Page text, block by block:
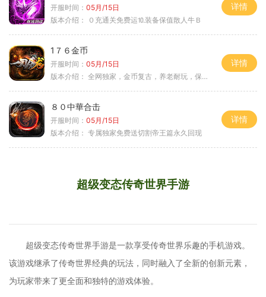
开服时间： 05月/15日
版本介绍：
０充通关免费运⒑装备保值散人牛Ｂ
详情
1７６金币
开服时间： 05月/15日
版本介绍： 全网独家，金币复古，养老耐玩，保底回収
详情
８０中華合击
开服时间： 05月/15日
版本介绍： 专属独家免费送切割帝王篇永久回现
详情
超级变态传奇世界手游
超级变态传奇世界手游是一款享受传奇世界乐趣的手机游戏。
该游戏继承了传奇世界经典的玩法，同时融入了全新的创新元素，
为玩家带来了更全面和独特的游戏体验。